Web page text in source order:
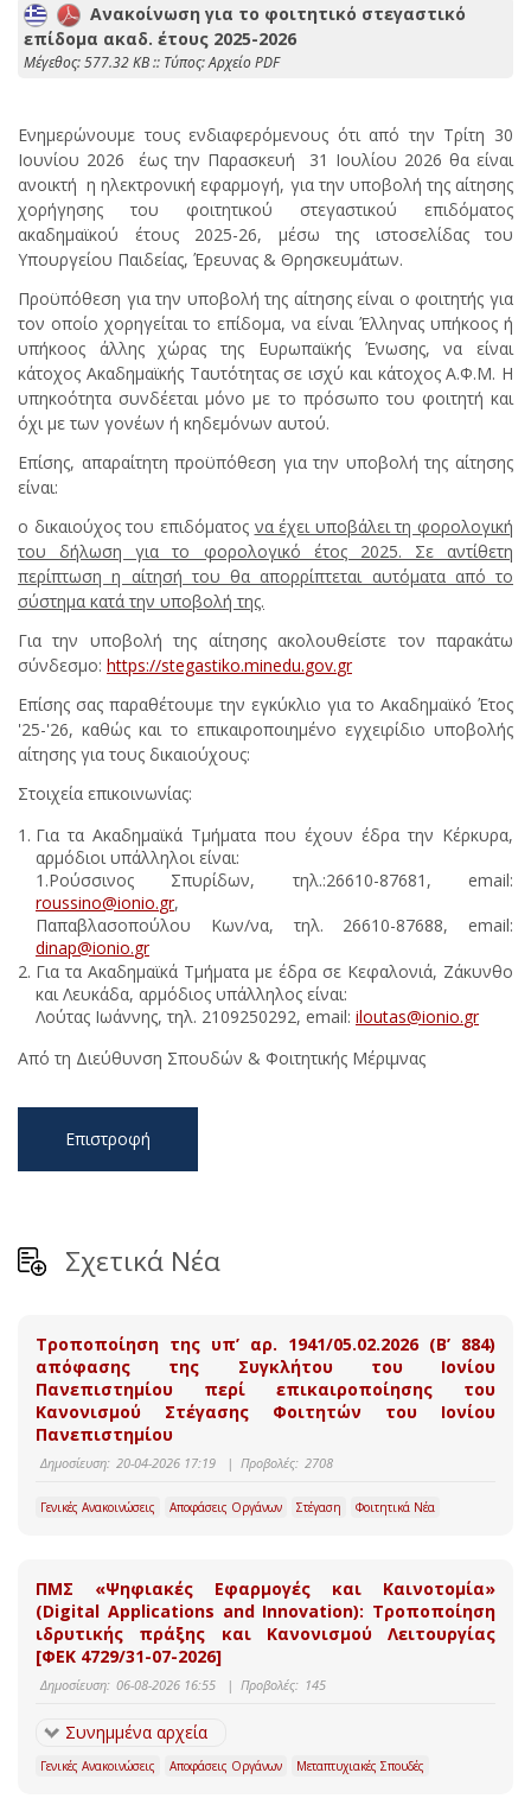
Ανακοίνωση για το φοιτητικό στεγαστικό
επίδομα ακαδ. έτους 2025-2026
Mέγεθος: 577.32 KB :: Τύπος: Αρχείο PDF
Ενημερώνουμε τους ενδιαφερόμενους ότι από την Τρίτη 30
Ιουνίου 2026 έως την Παρασκευή 31 Ιουλίου 2026 θα είναι
ανοικτή η ηλεκτρονική εφαρμογή, για την υποβολή της αίτησης
χορήγησης του φοιτητικού στεγαστικού επιδόματος
ακαδημαϊκού έτους 2025-26, μέσω της ιστοσελίδας του
Υπουργείου Παιδείας, Έρευνας & Θρησκευμάτων.
Προϋπόθεση για την υποβολή της αίτησης είναι ο φοιτητής για
τον οποίο χορηγείται το επίδομα, να είναι Έλληνας υπήκοος ή
υπήκοος άλλης χώρας της Ευρωπαϊκής Ένωσης, να είναι
κάτοχος Ακαδημαϊκής Ταυτότητας σε ισχύ και κάτοχος Α.Φ.Μ. Η
υπηκοότητα συνδέεται μόνο με το πρόσωπο του φοιτητή και
όχι με των γονέων ή κηδεμόνων αυτού.
Επίσης, απαραίτητη προϋπόθεση για την υποβολή της αίτησης
είναι:
ο δικαιούχος του επιδόματος να έχει υποβάλει τη φορολογική
του δήλωση για το φορολογικό έτος 2025. Σε αντίθετη
περίπτωση η αίτησή του θα απορρίπτεται αυτόματα από το
σύστημα κατά την υποβολή της.
Για την υποβολή της αίτησης ακολουθείστε τον παρακάτω
σύνδεσμο: https://stegastiko.minedu.gov.gr
Επίσης σας παραθέτουμε την εγκύκλιο για το Ακαδημαϊκό Έτος
'25-'26, καθώς και το επικαιροποιημένο εγχειρίδιο υποβολής
αίτησης για τους δικαιούχους:
Στοιχεία επικοινωνίας:
Για τα Ακαδημαϊκά Τμήματα που έχουν έδρα την Κέρκυρα,
αρμόδιοι υπάλληλοι είναι:
1.Ρούσσινος Σπυρίδων, τηλ.:26610-87681, email:
roussino@ionio.gr,
Παπαβλασοπούλου Κων/να, τηλ. 26610-87688, email:
dinap@ionio.gr
Για τα Ακαδημαϊκά Τμήματα με έδρα σε Κεφαλονιά, Ζάκυνθο
και Λευκάδα, αρμόδιος υπάλληλος είναι:
Λούτας Ιωάννης, τηλ. 2109250292, email: iloutas@ionio.gr
Από τη Διεύθυνση Σπουδών & Φοιτητικής Μέριμνας
Επιστροφή
Σχετικά Νέα
Τροποποίηση της υπ’ αρ. 1941/05.02.2026 (Β’ 884)
απόφασης της Συγκλήτου του Ιονίου
Πανεπιστημίου περί επικαιροποίησης του
Κανονισμού Στέγασης Φοιτητών του Ιονίου
Πανεπιστημίου
Δημοσίευση: 20-04-2026 17:19 | Προβολές: 2708
Γενικές Ανακοινώσεις Αποφάσεις Οργάνων Στέγαση Φοιτητικά Νέα
ΠΜΣ «Ψηφιακές Εφαρμογές και Καινοτομία»
(Digital Applications and Innovation): Τροποποίηση
ιδρυτικής πράξης και Κανονισμού Λειτουργίας
[ΦΕΚ 4729/31-07-2026]
Δημοσίευση: 06-08-2026 16:55 | Προβολές: 145
Συνημμένα αρχεία
Γενικές Ανακοινώσεις Αποφάσεις Οργάνων Μεταπτυχιακές Σπουδές